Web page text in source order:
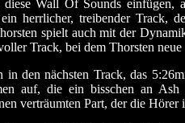
Wall Of Sounds
herrlicher, treibender Track,
spielt auch mit der
Track, bei dem Thorsten neue
in den nächsten Track, das
auf, die ein bisschen an
verträumten Part, der die